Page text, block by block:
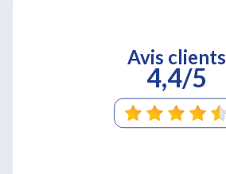
Avis clients
4,4/5